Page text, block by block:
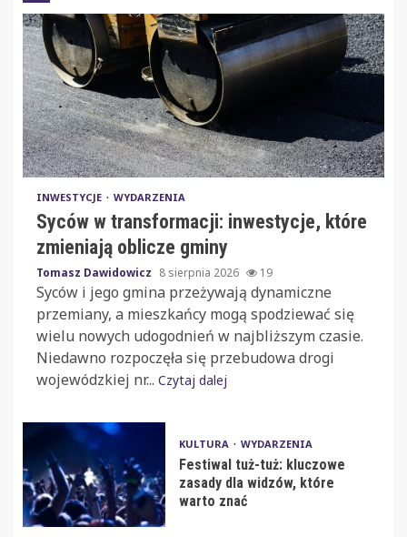
INWESTYCJE WYDARZENIA
Syców w transformacji: inwestycje, które
zmieniają oblicze gminy
Tomasz Dawidowicz 8 sierpnia 2026 19
Syców i jego gmina przeżywają dynamiczne
przemiany, a mieszkańcy mogą spodziewać się
wielu nowych udogodnień w najbliższym czasie.
Niedawno rozpoczęła się przebudowa drogi
wojewódzkiej nr... Czytaj dalej
KULTURA WYDARZENIA
Festiwal tuż-tuż: kluczowe
zasady dla widzów, które
warto znać